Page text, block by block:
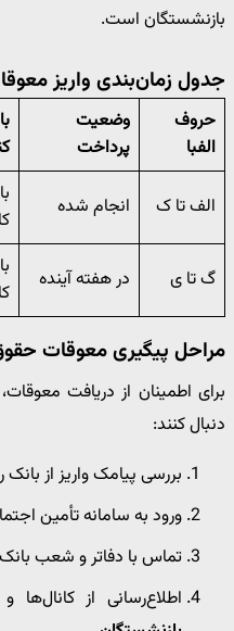
بازنشستگان است.
جدول زمان‌بندی واریز
حروف
الفبا
وضعیت
پرداخت
الف تا ک انجام شده
گ تا ی در هفته آینده
مراحل پیگیری معوقات
برای اطمینان از دریافت
دنبال کنند:
بررسی پیامک واریز از بانک
ورود به سامانه تأمین
تماس با دفاتر و شعب
اطلاع‌رسانی از کانال‌ها